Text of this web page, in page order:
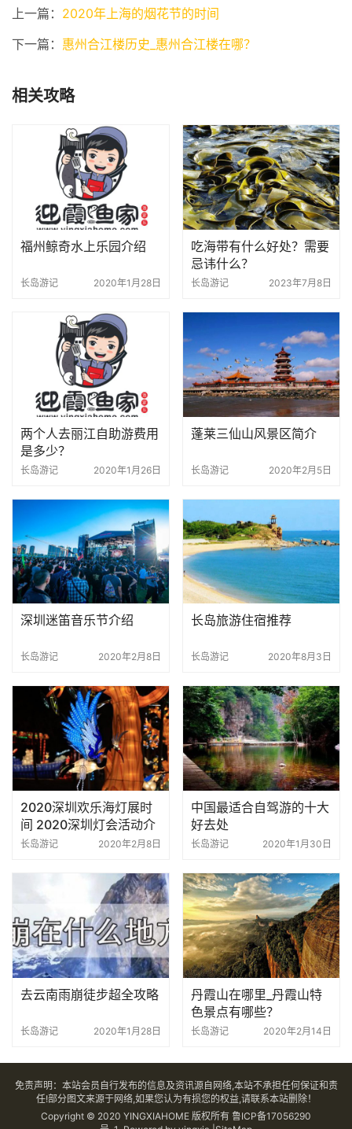
上一篇： 2020年上海的烟花节的时间
下一篇： 惠州合江楼历史_惠州合江楼在哪？
相关攻略
福州鲸奇水上乐园介绍
长岛游记 2020年1月28日
吃海带有什么好处？需要
忌讳什么？
长岛游记 2023年7月8日
两个人去丽江自助游费用
是多少？
长岛游记 2020年1月26日
蓬莱三仙山风景区简介
长岛游记 2020年2月5日
深圳迷笛音乐节介绍
长岛游记 2020年2月8日
长岛旅游住宿推荐
长岛游记 2020年8月3日
2020深圳欢乐海灯展时
间 2020深圳灯会活动介
绍
长岛游记 2020年2月8日
中国最适合自驾游的十大
好去处
长岛游记 2020年1月30日
去云南雨崩徒步超全攻略
长岛游记 2020年1月28日
丹霞山在哪里_丹霞山特
色景点有哪些？
长岛游记 2020年2月14日
免责声明：本站会员自行发布的信息及资讯源自网络,本站不承担任何保证和责
任!部分图文来源于网络,如果您认为有损您的权益,请联系本站删除！
Copyright © 2020 YINGXIAHOME 版权所有 鲁ICP备17056290